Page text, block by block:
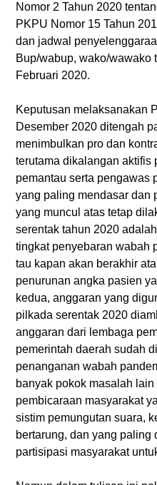
Nomor 2 Tahun 2020
PKPU Nomor 15 Tahun
dan jadwal
Bup/wabup, wako/wawako
Februari 2020.
Keputusan melaksanakan
Desember 2020 ditengah
menimbulkan pro dan
terutama dikalangan aktifis
pemantau serta pengawas
yang paling mendasar dan
yang muncul atas tetap
serentak tahun 2020
tingkat penyebaran wabah
tau kapan akan berakhir
penurunan angka pasien
kedua, anggaran yang
pilkada serentak 2020
anggaran dari lembaga
pemerintah daerah sudah
penanganan wabah
banyak pokok masalah
pembicaraan masyarakat
sistim pemungutan suara,
bertarung, dan yang
partisipasi masyarakat